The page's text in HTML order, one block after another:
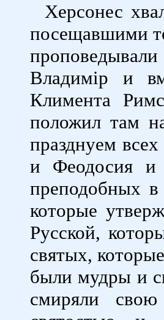
Херсонес
посещавшими
Владимiр и
Климента
положил там
празднуем
и Феодосия и
преподобных в
которые
Русской,
святых,
были мудры и
смиряли свою